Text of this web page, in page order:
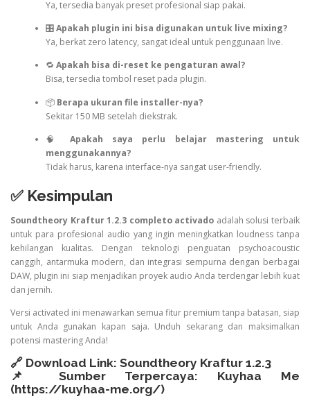
Ya, tersedia banyak preset profesional siap pakai.
🎛️Apakah plugin ini bisa digunakan untuk live mixing?
Ya, berkat zero latency, sangat ideal untuk penggunaan live.
🔁 Apakah bisa di-reset ke pengaturan awal?
Bisa, tersedia tombol reset pada plugin.
📦 Berapa ukuran file installer-nya?
Sekitar 150 MB setelah diekstrak.
🧠Apakah saya perlu belajar mastering untuk
menggunakannya?
Tidak harus, karena interface-nya sangat user-friendly.
✅ Kesimpulan
Soundtheory Kraftur 1.2.3 completo activado adalah solusi terbaik
untuk para profesional audio yang ingin meningkatkan loudness tanpa
kehilangan kualitas. Dengan teknologi penguatan psychoacoustic
canggih, antarmuka modern, dan integrasi sempurna dengan berbagai
DAW, plugin ini siap menjadikan proyek audio Anda terdengar lebih kuat
dan jernih.
Versi activated ini menawarkan semua fitur premium tanpa batasan, siap
untuk Anda gunakan kapan saja. Unduh sekarang dan maksimalkan
potensi mastering Anda!
🔗 Download Link: Soundtheory Kraftur 1.2.3
📌 Sumber Terpercaya: Kuyhaa Me
(https://kuyhaa-me.org/)